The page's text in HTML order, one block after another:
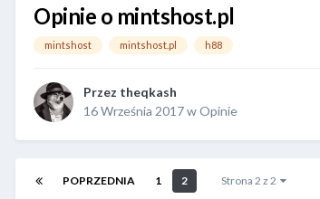
Opinie o mintshost.pl
mintshost mintshost.pl h88
Przez theqkash
16 Września 2017wOpinie
POPRZEDNIA 1 2 Strona 2 z 2